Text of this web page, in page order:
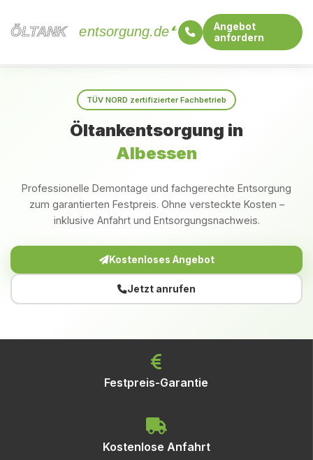
ÖLTANK
ÖLTANK entsorgung.de
Angebot
anfordern
TÜV NORD zertifizierter Fachbetrieb
Öltankentsorgung in
Albessen
Professionelle Demontage und fachgerechte Entsorgung
zum garantierten Festpreis. Ohne versteckte Kosten –
inklusive Anfahrt und Entsorgungsnachweis.
Kostenloses Angebot
Jetzt anrufen
Festpreis-Garantie
Kostenlose Anfahrt